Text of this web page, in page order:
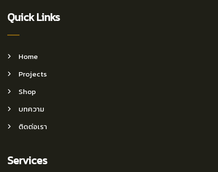
Quick Links
Home
Projects
Shop
บทความ
ติดต่อเรา
Services